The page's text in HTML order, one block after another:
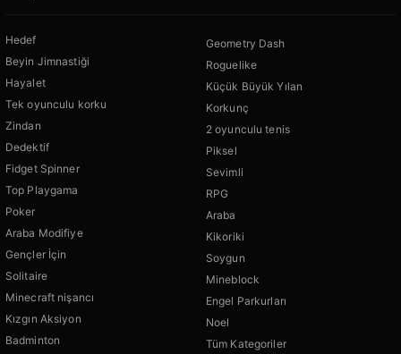
Hedef
Beyin Jimnastiği
Hayalet
Tek oyunculu korku
Zindan
Dedektif
Fidget Spinner
Top Playgama
Poker
Araba Modifiye
Gençler İçin
Solitaire
Minecraft nişancı
Kızgın Aksiyon
Badminton
Geometry Dash
Roguelike
Küçük Büyük Yılan
Korkunç
2 oyunculu tenis
Piksel
Sevimli
RPG
Araba
Kikoriki
Soygun
Mineblock
Engel Parkurları
Noel
Tüm Kategoriler